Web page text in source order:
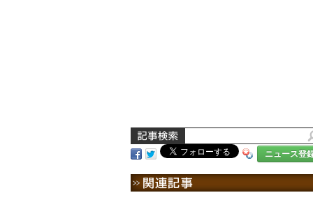
ニュース登